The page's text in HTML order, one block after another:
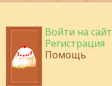
Войти на сайт
Регистрация
Помощь